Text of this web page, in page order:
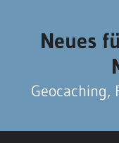
Neues